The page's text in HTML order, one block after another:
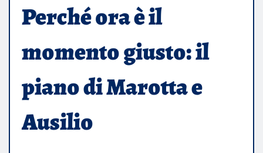
Perché ora è il
momento giusto: il
piano di Marotta e
Ausilio